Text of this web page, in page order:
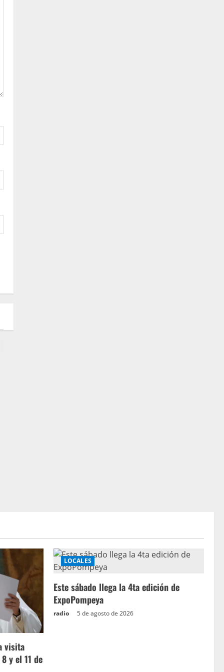
visita
y el 11 de
LOCALES
Este sábado llega la 4ta edición de
ExpoPompeya
radio 5 de agosto de 2026